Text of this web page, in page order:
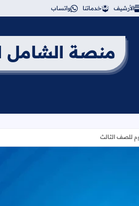
الأرشيف خدماتنا واتساب
منصة الشامل
للصف الثالث